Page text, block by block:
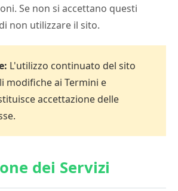
Se non si accettano questi
non utilizzare il sito.
L'utilizzo continuato del sito
modifiche ai Termini e
accettazione delle
dei Servizi